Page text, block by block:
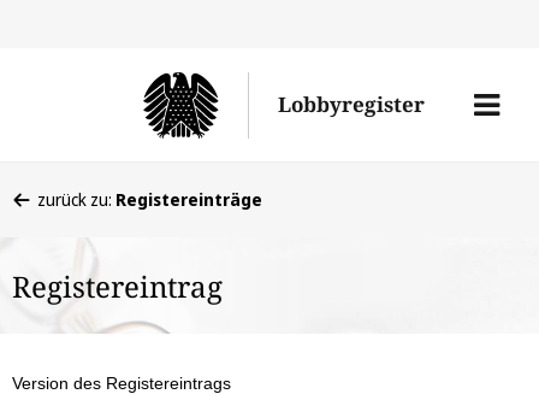
Lobbyregister
Menü
befinden
hier:
zurück zu: Registereinträge
Registereintrag
Version des Registereintrags